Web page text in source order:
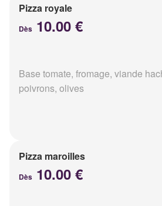
Pizza royale
Dès 10.00 €
Base tomate, fromage, viande
poivrons, olives
Pizza maroilles
Dès 10.00 €